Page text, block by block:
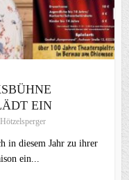
EIN
in diesem Jahr zu ihrer
ein...